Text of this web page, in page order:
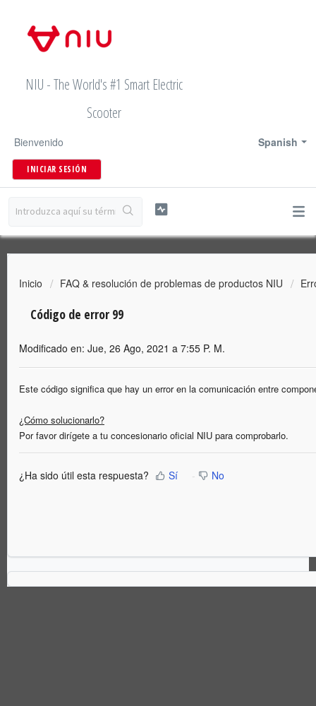
NIU - The World's #1 Smart Electric
Scooter
Spanish
Bienvenido
INICIAR SESIÓN
Inicio FAQ & resolución de problemas de productos NIU
Código de error 99
Modificado en: Jue, 26 Ago, 2021 a 7:55 P. M.
Este código significa que hay un error en la comunicación entre
¿Cómo solucionarlo?
Por favor dirígete a tu concesionario oficial NIU para comprobarlo.
¿Ha sido útil esta respuesta? Sí No